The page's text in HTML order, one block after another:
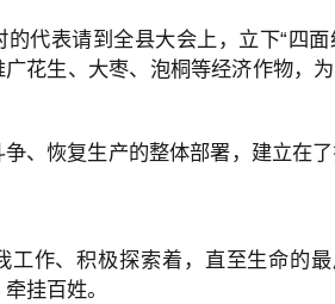
代表请到全县大会上，立下“四
花生、大枣、泡桐等经济作物，
争、恢复生产的整体部署，建立在
工作、积极探索着，直至生命的
挂百姓。